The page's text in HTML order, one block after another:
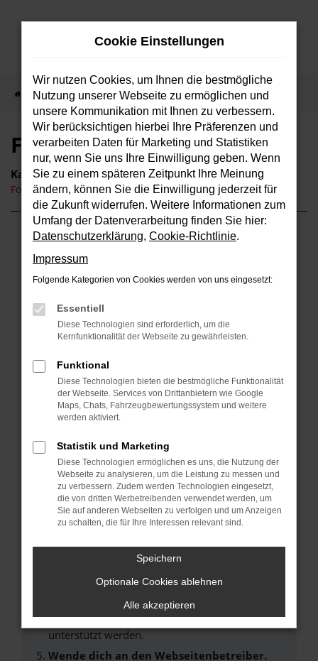
Zum
Startseite Saarbrücken Ford Ford Ranger Saarbrücken
Ford Ranger Saarbrücken
Kategorie
Ford Ranger Gebrauchtwagen Saarbrücken
Fehler: Network Error
Beim Laden ist ein Fehler aufgetreten.
Überprüfe deine Firewall und deine
Internetverbindung.
Suchmaschine?
Prüfe deine Browsererweiterungen.
Manche Erweiterungen, wie Werbeblocker,
können das Laden bestimmter Seiten
anderen Browser oder in einem privaten
Fenster?
Starte dein Gerät neu.
Das kann manchmal helfen, vorübergehende
Probleme zu beheben.
Betriebssystem auf dem neuesten Stand
Veraltete Software birgt nicht nur ein
Sicherheitsrisiko, sondern kann auch dazu
führen, dass bestimmte Funktionen nicht mehr
unterstützt werden.
Wende dich an den Webseitenbetreiber.
Cookie Einstellungen
Wir nutzen Cookies, um Ihnen die bestmögliche
Nutzung unserer Webseite zu ermöglichen und
unsere Kommunikation mit Ihnen zu verbessern.
Wir berücksichtigen hierbei Ihre Präferenzen und
verarbeiten Daten für Marketing und Statistiken
nur, wenn Sie uns Ihre Einwilligung geben. Wenn
Sie zu einem späteren Zeitpunkt Ihre Meinung
ändern, können Sie die Einwilligung jederzeit für
die Zukunft widerrufen. Weitere Informationen zum
Umfang der Datenverarbeitung finden Sie hier:
Datenschutzerklärung, Cookie-Richtlinie.
Impressum
Folgende Kategorien von Cookies werden von uns eingesetzt:
Essentiell
Diese Technologien sind erforderlich, um die
Kernfunktionalität der Webseite zu gewährleisten.
Funktional
Diese Technologien bieten die bestmögliche Funktionalität
der Webseite. Services von Drittanbietern wie Google
Maps, Chats, Fahrzeugbewertungssystem und weitere
werden aktiviert.
Statistik und Marketing
Diese Technologien ermöglichen es uns, die Nutzung der
Webseite zu analysieren, um die Leistung zu messen und
zu verbessern. Zudem werden Technologien eingesetzt,
die von dritten Werbetreibenden verwendet werden, um
Sie auf anderen Webseiten zu verfolgen und um Anzeigen
zu schalten, die für Ihre Interessen relevant sind.
Speichern
Optionale Cookies ablehnen
Alle akzeptieren